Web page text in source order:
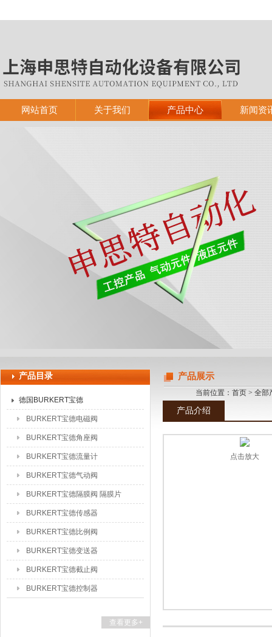
网站首页 关于我们 产品中心 新闻资
产品目录
德国BURKERT宝德
BURKERT宝德电磁阀
BURKERT宝德角座阀
BURKERT宝德流量计
BURKERT宝德气动阀
BURKERT宝德隔膜阀 隔膜片
BURKERT宝德传感器
BURKERT宝德比例阀
BURKERT宝德变送器
BURKERT宝德截止阀
BURKERT宝德控制器
查看更多+
产品展示
当前位置： 首页 > 全部
产品介绍
点击放大